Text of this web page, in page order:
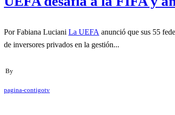
Por Fabiana Luciani La UEFA anunció que sus 55
de inversores privados en la gestión...
By
pagina-contigotv